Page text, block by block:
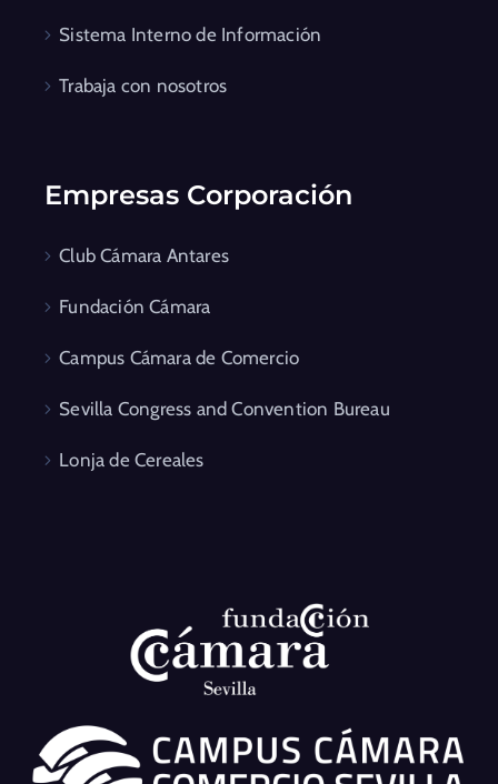
Sistema Interno de Información
Trabaja con nosotros
Empresas Corporación
Club Cámara Antares
Fundación Cámara
Campus Cámara de Comercio
Sevilla Congress and Convention Bureau
Lonja de Cereales